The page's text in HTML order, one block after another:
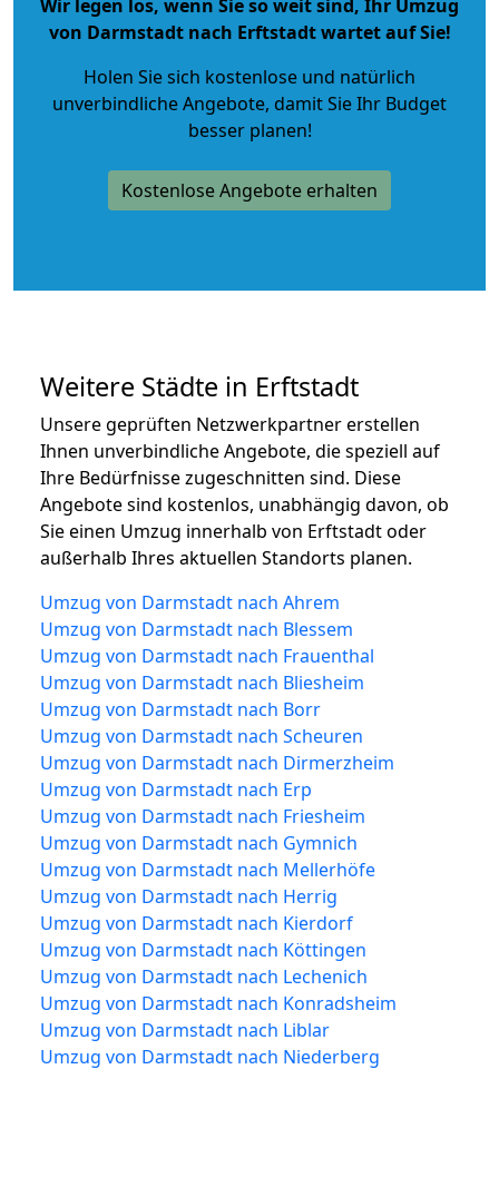
Wir legen los, wenn Sie so weit sind, Ihr Umzug
von Darmstadt nach Erftstadt wartet auf Sie!
Holen Sie sich kostenlose und natürlich
unverbindliche Angebote, damit Sie Ihr Budget
besser planen!
Kostenlose Angebote erhalten
Weitere Städte in Erftstadt
Unsere geprüften Netzwerkpartner erstellen
Ihnen unverbindliche Angebote, die speziell auf
Ihre Bedürfnisse zugeschnitten sind. Diese
Angebote sind kostenlos, unabhängig davon, ob
Sie einen Umzug innerhalb von Erftstadt oder
außerhalb Ihres aktuellen Standorts planen.
Umzug von Darmstadt nach Ahrem
Umzug von Darmstadt nach Blessem
Umzug von Darmstadt nach Frauenthal
Umzug von Darmstadt nach Bliesheim
Umzug von Darmstadt nach Borr
Umzug von Darmstadt nach Scheuren
Umzug von Darmstadt nach Dirmerzheim
Umzug von Darmstadt nach Erp
Umzug von Darmstadt nach Friesheim
Umzug von Darmstadt nach Gymnich
Umzug von Darmstadt nach Mellerhöfe
Umzug von Darmstadt nach Herrig
Umzug von Darmstadt nach Kierdorf
Umzug von Darmstadt nach Köttingen
Umzug von Darmstadt nach Lechenich
Umzug von Darmstadt nach Konradsheim
Umzug von Darmstadt nach Liblar
Umzug von Darmstadt nach Niederberg